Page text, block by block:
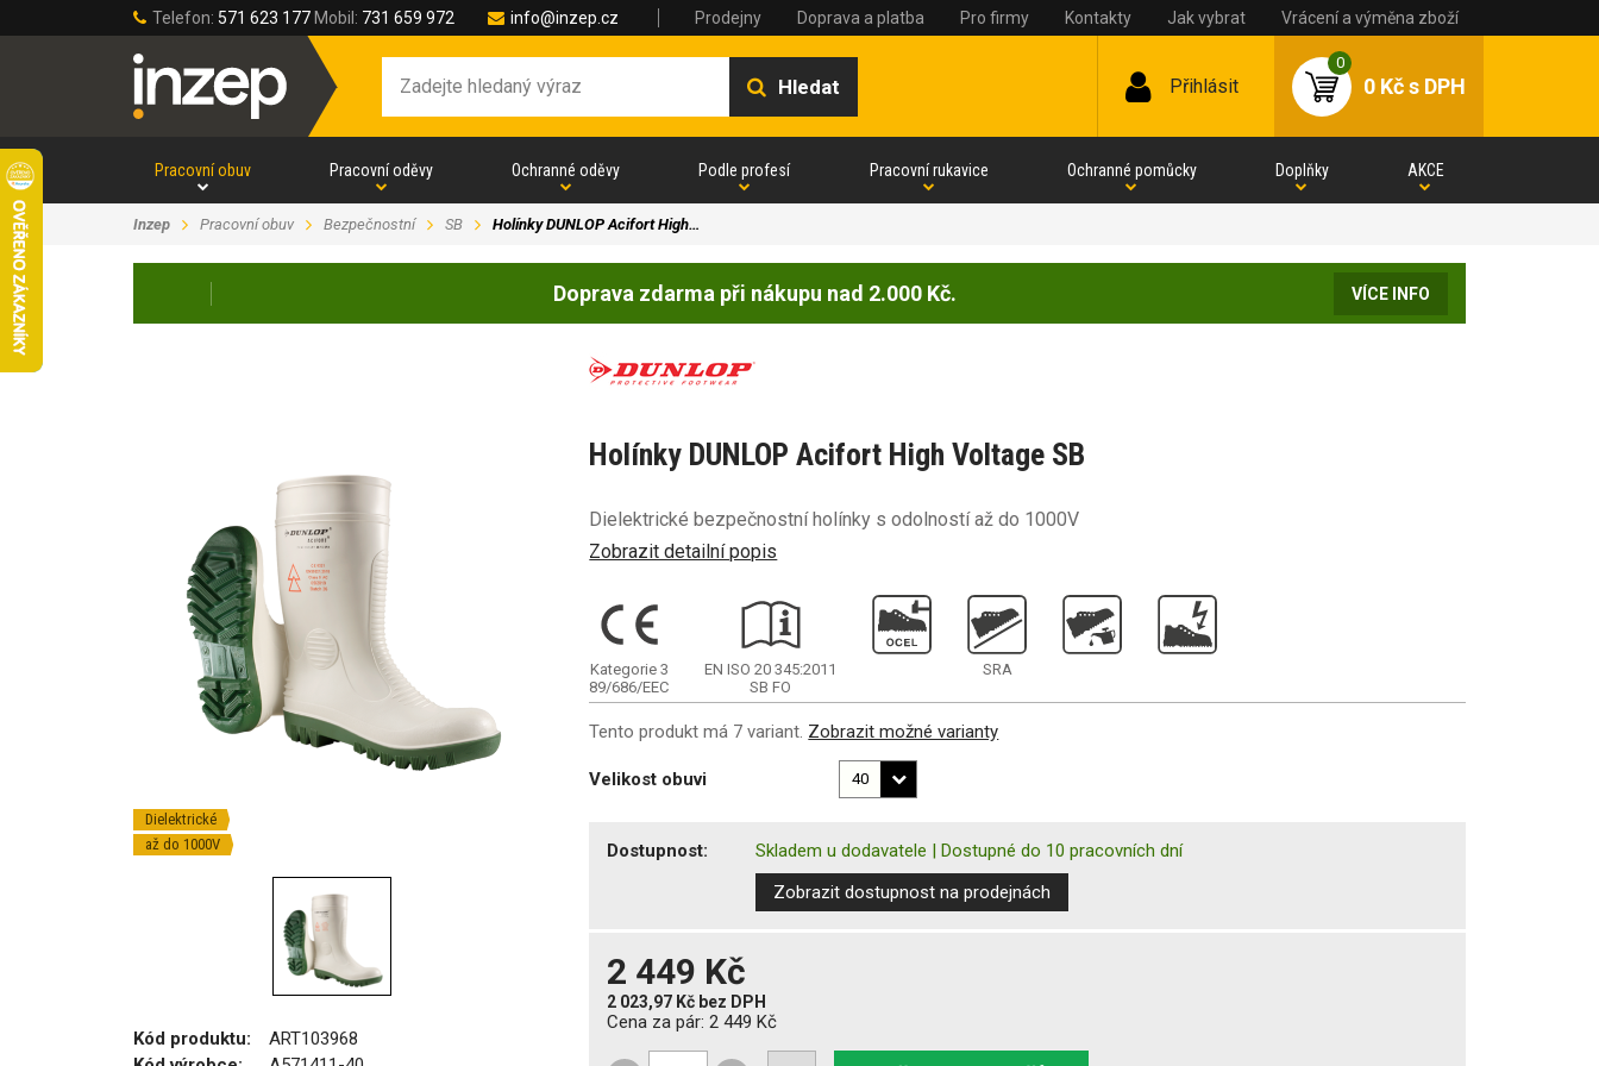
Telefon: 571 623 177 Mobil: 731 659 972 info@inzep.cz Prodejny Doprava a platba Pro firmy Kontakty Jak vybrat Vrácení a výměna zboží
Hledat Přihlásit
0
0 Kčs DPH
Pracovní obuv Pracovní oděvy Ochranné oděvy Podle profesí Pracovní rukavice Ochranné pomůcky Doplňky AKCE
Inzep Pracovní obuv Bezpečnostní SB Holínky DUNLOP Acifort High…
Doprava zdarma při nákupu nad 2.000 Kč. VÍCE INFO
Dielektrické
až do 1000V
Kód produktu:
ART103968
Holínky DUNLOP Acifort High Voltage SB
Dielektrické bezpečnostní holínky s odolností až do 1000V
Zobrazit detailní popis
Kategorie 3
89/686/EEC
EN ISO 20 345:2011
SBFO
SRA
Tento produkt má 7 variant. Zobrazit možné varianty
Velikost obuvi
Dostupnost: Skladem u dodavatele |Dostupné do 10 pracovních dní
Zobrazit dostupnost na prodejnách
2 449 Kč
2 023,97 Kč bez DPH
Cena za pár:2 449 Kč